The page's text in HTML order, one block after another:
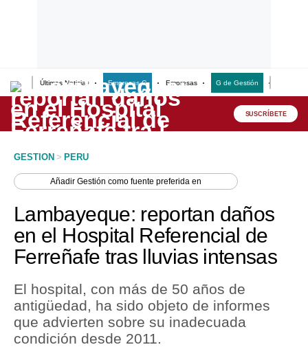
Últimas Noticias Empresas G Empresas G de Gestión
Lo último
Peru Quiosco
Economía
Mercados
Política
Tu Dinero
SUSCRÍBETE
GESTION > PERU
AñadirGestión como fuente preferida en
Lambayeque: reportan daños
en el Hospital Referencial de
Ferreñafe tras lluvias intensas
El hospital, con más de 50 años de
antigüedad, ha sido objeto de informes
que advierten sobre su inadecuada
condición desde 2011.